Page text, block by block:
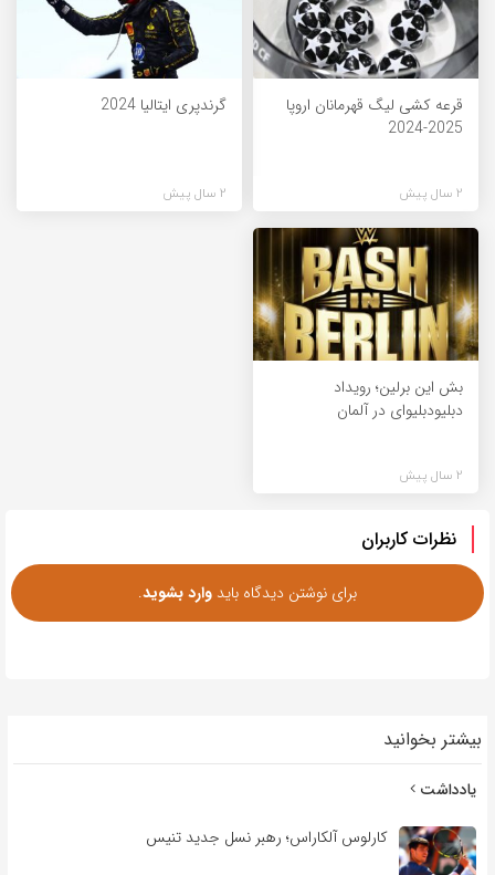
قرعه کشی لیگ قهرمانان اروپا
2025-2024
2 سال پیش
گرندپری ایتالیا 2024
2 سال پیش
بش این برلین؛ رویداد
دبلیودبلیوای در آلمان
2 سال پیش
نظرات کاربران
برای نوشتن دیدگاه باید وارد بشوید.
بیشتر بخوانید
یادداشت
کارلوس آلکاراس؛ رهبر نسل جدید تنیس